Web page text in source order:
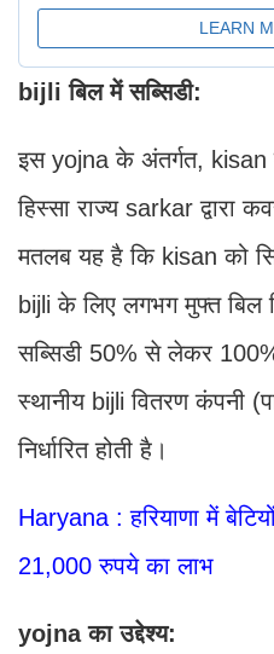
bijli बिल में सब्सिडी:
इस yojna के अंतर्गत,
हिस्सा राज्य sarkar द्वारा
मतलब यह है कि kisan को
bijli के लिए लगभग मुफ्त बिल
सब्सिडी 50% से लेकर
स्थानीय bijli वितरण कंपनी
निर्धारित होती है।
Haryana : हरियाणा में
21,000 रुपये का लाभ
yojna का उद्देश्य: